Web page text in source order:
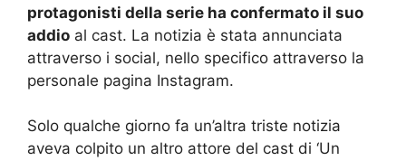
protagonisti della serie ha confermato il suo
addio al cast. La notizia è stata annunciata
attraverso i social, nello specifico attraverso la
personale pagina Instagram.
Solo qualche giorno fa un’altra triste notizia
aveva colpito un altro attore del cast di ‘Un